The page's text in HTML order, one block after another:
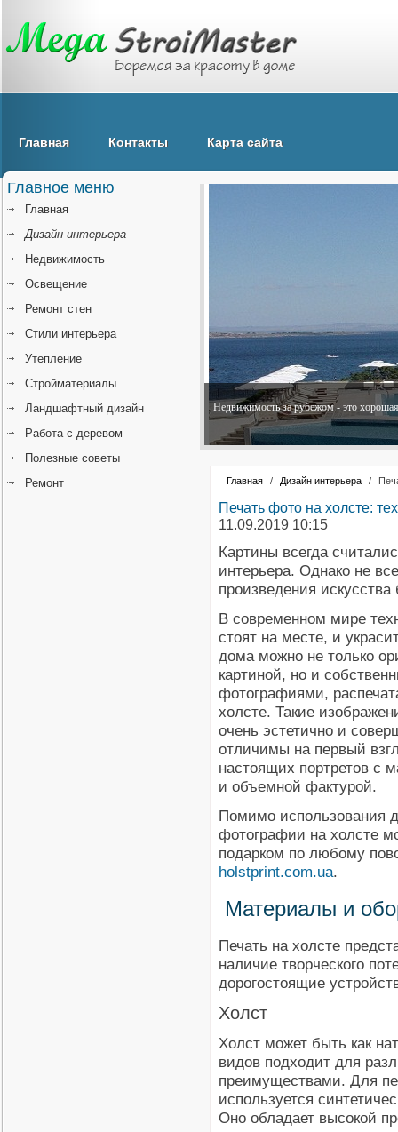
Главная Контакты Карта сайта
Недвижимость за рубежом - это
Главная / Дизайн интерьера /
Печать фото на холсте:
11.09.2019 10:15
Картины всегда
интерьера. Однако не
произведения
В современном мире
стоят на месте, и
дома можно не только
картиной, но и
фотографиями,
холсте. Такие
очень эстетично и
отличимы на первый
настоящих портретов с
и объемной фактурой.
Помимо использования
фотографии на холсте
подарком по любому
holstprint.com.ua.
Материалы и
Печать на холсте
наличие творческого
дорогостоящие
Холст
Холст может быть как
видов подходит для
преимуществами. Для
используется
Оно обладает высокой
Главное меню
Главная
Дизайн интерьера
Недвижимость
Освещение
Ремонт стен
Стили интерьера
Утепление
Стройматериалы
Ландшафтный дизайн
Работа с деревом
Полезные советы
Ремонт